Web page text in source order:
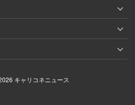
キャリコネニュース